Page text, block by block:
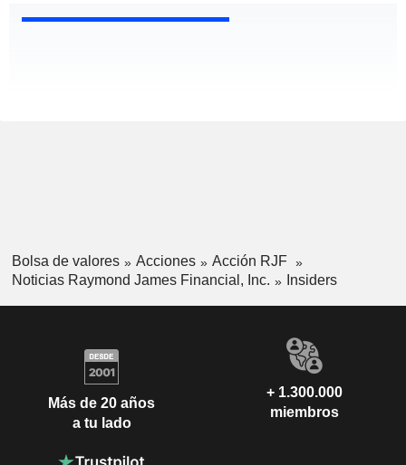
Bolsa de valores Acciones
Acción RJF
Noticias Raymond James Financial, Inc.
Insiders
Más de 20 años
a tu lado
+ 1.300.000
miembros